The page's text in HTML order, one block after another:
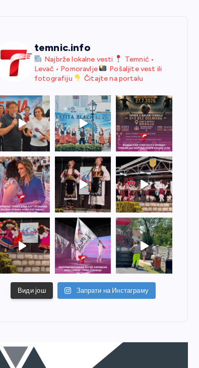
temnic.info
Najbrže lokalne vesti
Temnić •
Levač • Pomoravlje
Pošaljite vest ili
fotografiju
Čitajte na portalu
Види још Запрати на Инстаграму